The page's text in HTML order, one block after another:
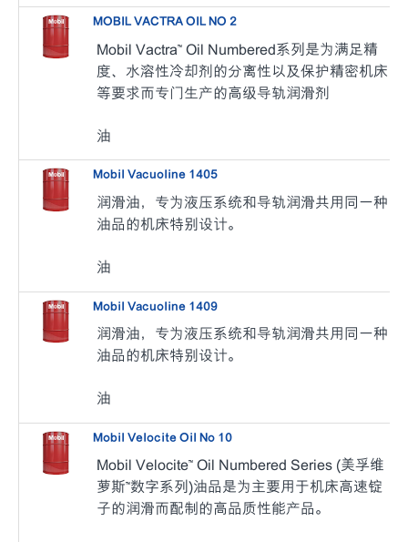
MOBIL VACTRA OIL NO 2
Mobil Vactra™ Oil Numbered系列是为满足精
度、水溶性冷却剂的分离性以及保护精密机床
等要求而专门生产的高级导轨润滑剂
油
Mobil Vacuoline 1405
润滑油，专为液压系统和导轨润滑共用同一种
油品的机床特别设计。
油
Mobil Vacuoline 1409
润滑油，专为液压系统和导轨润滑共用同一种
油品的机床特别设计。
油
Mobil Velocite Oil No 10
Mobil Velocite™ Oil Numbered Series (美孚维
萝斯™数字系列)油品是为主要用于机床高速锭
子的润滑而配制的高品质性能产品。